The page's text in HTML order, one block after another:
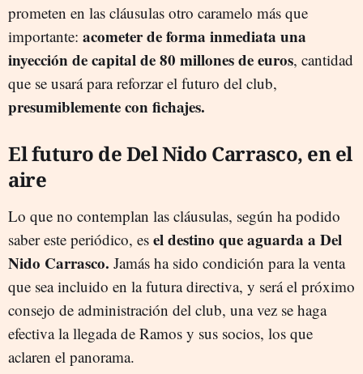
prometen en las cláusulas otro caramelo más que
importante: acometer de forma inmediata una
inyección de capital de 80 millones de euros, cantidad
que se usará para reforzar el futuro del club,
presumiblemente con fichajes.
El futuro de Del Nido Carrasco, en el
aire
Lo que no contemplan las cláusulas, según ha podido
saber este periódico, es el destino que aguarda a Del
Nido Carrasco. Jamás ha sido condición para la venta
que sea incluido en la futura directiva, y será el próximo
consejo de administración del club, una vez se haga
efectiva la llegada de Ramos y sus socios, los que
aclaren el panorama.